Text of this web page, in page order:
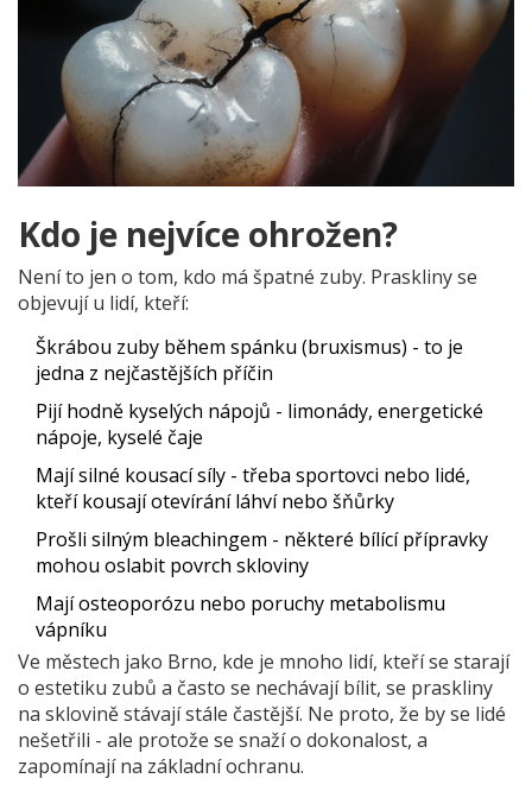
Kdo je nejvíce ohrožen?
Není to jen o tom, kdo má špatné zuby. Praskliny se
objevují u lidí, kteří:
Škrábou zuby během spánku (bruxismus) - to je
jedna z nejčastějších příčin
Pijí hodně kyselých nápojů - limonády, energetické
nápoje, kyselé čaje
Mají silné kousací síly - třeba sportovci nebo lidé,
kteří kousají otevírání láhví nebo šňůrky
Prošli silným bleachingem - některé bílící přípravky
mohou oslabit povrch skloviny
Mají osteoporózu nebo poruchy metabolismu
vápníku
Ve městech jako Brno, kde je mnoho lidí, kteří se starají
o estetiku zubů a často se nechávají bílit, se praskliny
na sklovině stávají stále častější. Ne proto, že by se lidé
nešetřili - ale protože se snaží o dokonalost, a
zapomínají na základní ochranu.